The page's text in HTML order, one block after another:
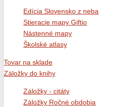
Edícia Slovensko z neba
Stieracie mapy Giftio
Nástenné mapy
Školské atlasy
Tovar na sklade
Záložky do knihy
Záložky - citáty
Záložky Ročné obdobia